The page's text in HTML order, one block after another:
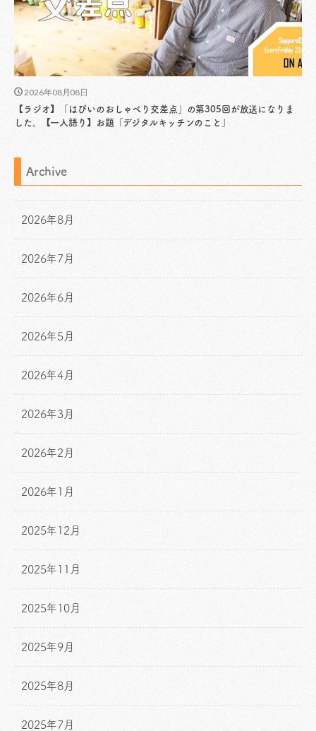
2026年08月08日
【ラジオ】「はぴいのおしゃべり交差点」の第305回が放送になりま
した。【一人語り】お題「デジタルキッチンのこと」
Archive
2026年8月
2026年7月
2026年6月
2026年5月
2026年4月
2026年3月
2026年2月
2026年1月
2025年12月
2025年11月
2025年10月
2025年9月
2025年8月
2025年7月